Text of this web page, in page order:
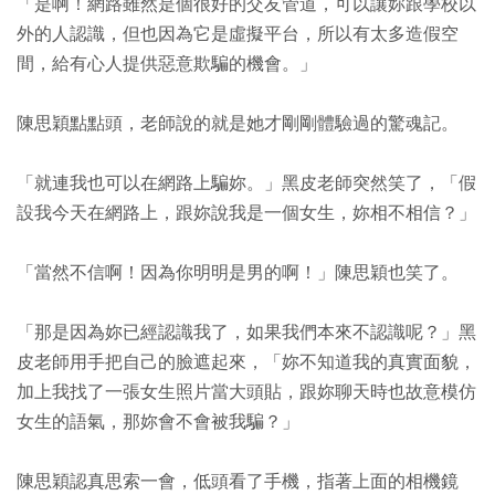
「是啊！網路雖然是個很好的交友管道，可以讓妳跟學校以
外的人認識，但也因為它是虛擬平台，所以有太多造假空
間，給有心人提供惡意欺騙的機會。」
陳思穎點點頭，老師說的就是她才剛剛體驗過的驚魂記。
「就連我也可以在網路上騙妳。」黑皮老師突然笑了，「假
設我今天在網路上，跟妳說我是一個女生，妳相不相信？」
「當然不信啊！因為你明明是男的啊！」陳思穎也笑了。
「那是因為妳已經認識我了，如果我們本來不認識呢？」黑
皮老師用手把自己的臉遮起來，「妳不知道我的真實面貌，
加上我找了一張女生照片當大頭貼，跟妳聊天時也故意模仿
女生的語氣，那妳會不會被我騙？」
陳思穎認真思索一會，低頭看了手機，指著上面的相機鏡